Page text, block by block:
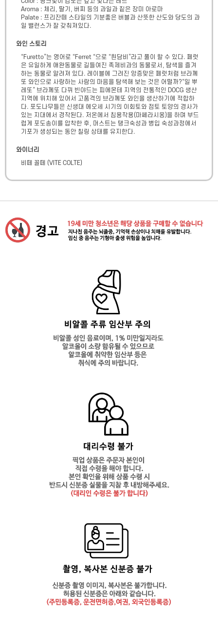
Aroma : 체리, 딸기, 버찌 등의 과일과 짙은 장미 아로마
Palate : 프리잔떼 스타일의 기분좋은 버블과 산뜻한 산도와 당도의 과
일 밸런스가 잘 갖춰져있다.
와인 스토리
“Furetto”는 영어로 “Ferret “으로 “흰담비”라고 풀이 할 수 있다. 페럿
은 유일하게 애완동물로 길들여진 족제비과의 동물로서, 탐색을 즐겨
하는 동물로 알려져 있다. 레이블에 그려진 앙증맞은 페럿처럼 브라께
또 와인으로 사랑하는 사람의 마음을 탐색해 보는 것은 어떨까?“일 뿌
레또” 브라께또 다뀌 빈야드는 피에몬테 지역의 전통적인 DOCG 생산
지역에 위치해 있어서 고품격의 브라께또 와인을 생산하기에 적합하
다. 포도나무들은 신생대 에오세 시기의 이회토와 점토 토양의 경사가
있는 지대에서 경작된다. 저온에서 침용작용(마쎄라시옹)을 하며 부드
럽게 포도송이를 압착한 후, 머스트는 탱크숙성과 병입 숙성과정에서
기포가 생성되는 동안 칠링 상태를 유지한다.
와이너리
비떼 꼴떼
(VITE COLTE)